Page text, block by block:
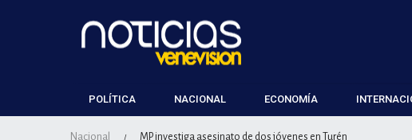
POLÍTICA NACIONAL ECONOMÍA
Nacional / MP investiga asesinato de dos jóvenes en Turén